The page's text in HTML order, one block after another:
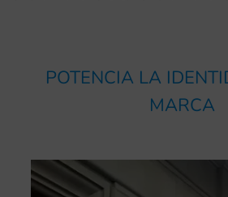
POTENCIA LA
MARCA